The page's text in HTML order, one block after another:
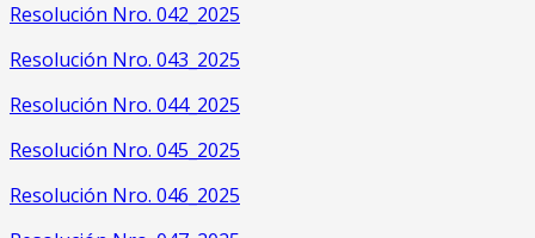
Resolución Nro. 042_2025
Resolución Nro. 043_2025
Resolución Nro. 044_2025
Resolución Nro. 045_2025
Resolución Nro. 046_2025